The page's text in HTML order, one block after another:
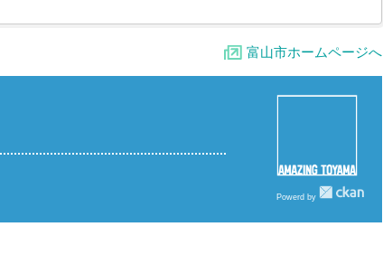
富山市ホームページへ
Powerd by